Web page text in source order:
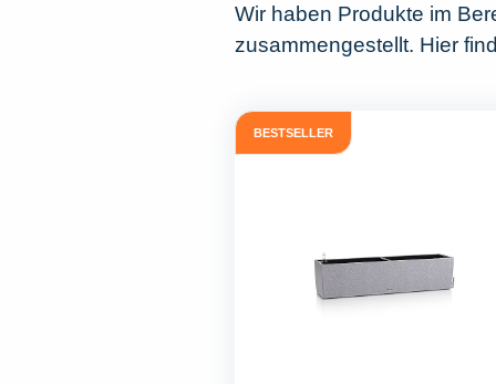
Wir haben Produkte im
zusammengestellt. Hier
BESTSELLER